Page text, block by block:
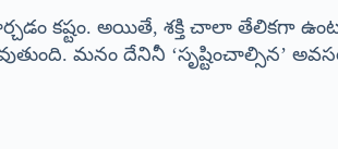
కష్టం. అయితే, శక్తి చాలా తేలికగా
మనం దేనినీ ‘సృష్టించాల్సిన’